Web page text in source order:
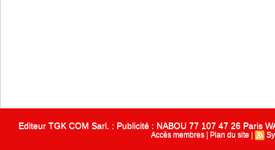
Editeur TGK COM Sarl. : Publicité : NABOU 77 107 47 26 Paris
Accès membres Plan du site